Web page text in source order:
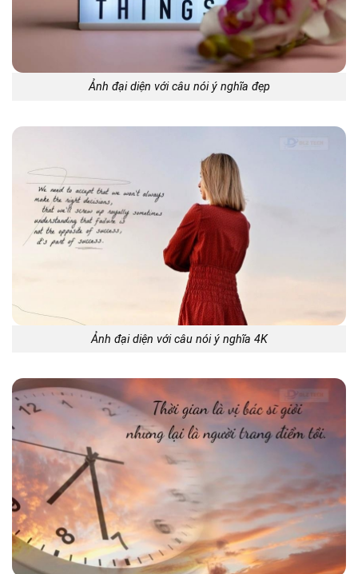
Ảnh đại diện với câu nói ý nghĩa đẹp
Ảnh đại diện với câu nói ý nghĩa 4K